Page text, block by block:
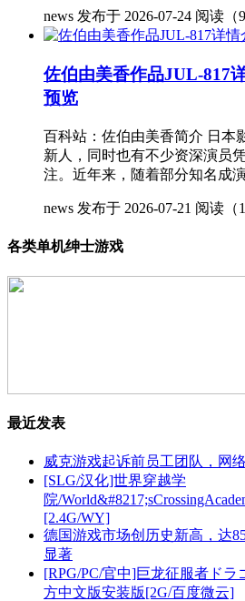
news 发布于 2026-07-24 阅读（9
佐伯由美香作品JUL-817
预览
百科站：佐伯由美香简介 日本
新人，同时也有不少资深演员
注。近年来，随着部分知名成
news 发布于 2026-07-21 阅读（
各类单机绅士游戏
最近发表
威克游戏起诉前员工团队，网
[SLG/汉化]世界穿越学
院/
[2.4G/WY]
德国游戏市场创历史新高，达
显著
[RPG/PC/官中]巨龙征服者ドラ
方中文版安装版[2G/百度微云]